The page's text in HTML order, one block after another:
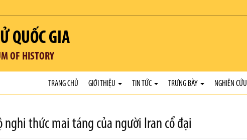
QUỐC GIA
OF HISTORY
TRANG CHỦ GIỚI THIỆU TIN TỨC TRƯNG BÀY NGHIÊN CỨU
nghi thức mai táng của người Iran cổ đại